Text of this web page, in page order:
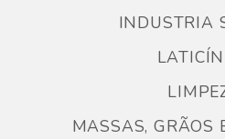
INDUSTRIA
MASSAS, GRÃOS